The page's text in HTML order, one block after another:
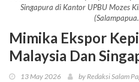
Singapura di Kantor UPBU Mozes
Mimika Ekspor
Malaysia Dan
13 May 2026 by Redaksi Salam